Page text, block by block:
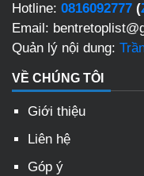
Hotline: 0816092777 (
Email:
Quản lý nội dung:
VỀ CHÚNG TÔI
Giới thiệu
Liên hệ
Góp ý